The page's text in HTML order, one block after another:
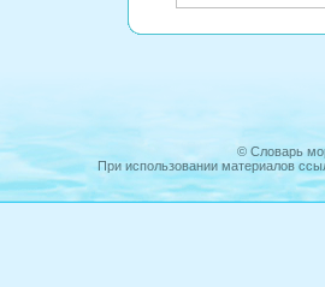
© Словарь
При использовании материалов